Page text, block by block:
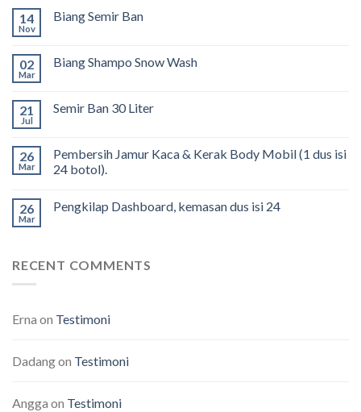
14
Nov
Biang Semir Ban
02
Mar
Biang Shampo Snow Wash
21
Jul
Semir Ban 30 Liter
26
Mar
Pembersih Jamur Kaca & Kerak Body Mobil (1 dus isi
24 botol).
26
Mar
Pengkilap Dashboard, kemasan dus isi 24
RECENT COMMENTS
Erna on Testimoni
Dadangon Testimoni
Angga on Testimoni